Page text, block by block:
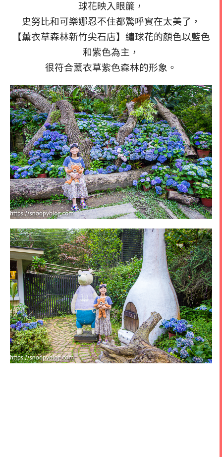
球花映入眼簾，
史努比和可樂娜忍不住都驚呼實在太美了，
【薰衣草森林新竹尖石店】繡球花的顏色以藍色
和紫色為主，
很符合薰衣草紫色森林的形象。